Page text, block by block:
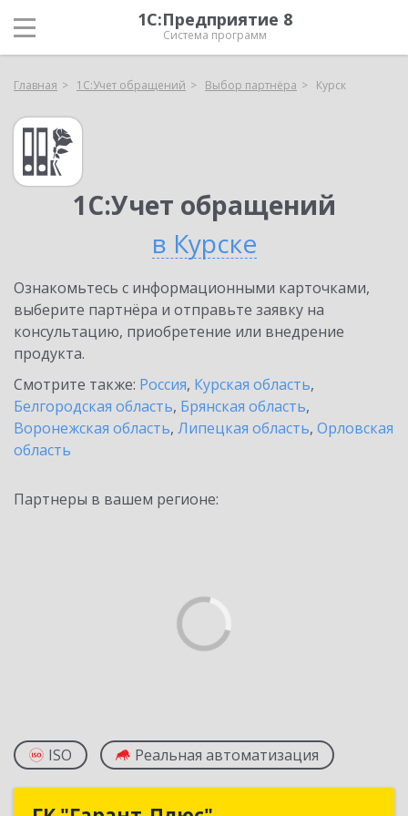
1С:Предприятие 8
Система программ
Главная 1С:Учет обращений Выбор партнёра Курск
1С:Учет обращений
в Курске
Ознакомьтесь с информационными карточками,
выберите партнёра и отправьте заявку на
консультацию, приобретение или внедрение
продукта.
Смотрите также: Россия, Курская область,
Белгородская область, Брянская область,
Воронежская область, Липецкая область, Орловская
область
Партнеры в вашем регионе:
ISO Реальная автоматизация